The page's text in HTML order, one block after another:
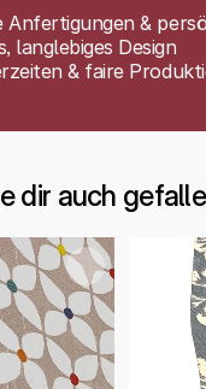
Anfertigungen &
langlebiges Design
& faire
dir auch